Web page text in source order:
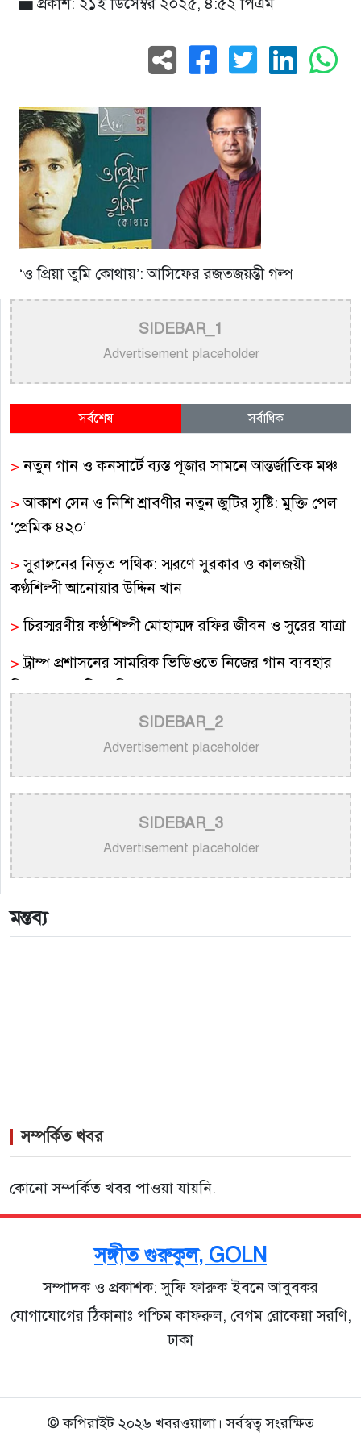
‘ও প্রিয়া তুমি কোথায়’: আসিফের রজতজয়ন্তী গল্প
SIDEBAR_1
Advertisement placeholder
সর্বশেষ সর্বাধিক
>নতুন গান ও কনসার্টে ব্যস্ত পূজার সামনে আন্তর্জাতিক মঞ্চ
>আকাশ সেন ও নিশি শ্রাবণীর নতুন জুটির সৃষ্টি: মুক্তি পেল
‘প্রেমিক ৪২০’
>সুরাঙ্গনের নিভৃত পথিক: স্মরণে সুরকার ও কালজয়ী
কণ্ঠশিল্পী আনোয়ার উদ্দিন খান
>চিরস্মরণীয় কণ্ঠশিল্পী মোহাম্মদ রফির জীবন ও সুরের যাত্রা
>ট্রাম্প প্রশাসনের সামরিক ভিডিওতে নিজের গান ব্যবহার
>
নতুন করে ভাইরাল ‘আজ কেন মন উদাসী হয়ে’ গানের
পেছনের গল্প
>
বাংলাদেশ বেতারে সুরকার ও সংগীত পরিচালক হিসেবে
তালিকাভুক্ত হলেন ৯২ শিল্পী
>একই দিনে জন্ম, সুরের টানে বাঁধা পড়া বাংলা গানের অমর
জুটি
SIDEBAR_2
Advertisement placeholder
SIDEBAR_3
Advertisement placeholder
মন্তব্য
সম্পর্কিত খবর
কোনো সম্পর্কিত খবর পাওয়া যায়নি.
সঙ্গীত গুরুকুল, GOLN
সম্পাদক ও প্রকাশক: সুফি ফারুক ইবনে আবুবকর
যোগাযোগের ঠিকানাঃ পশ্চিম কাফরুল, বেগম রোকেয়া সরণি,
ঢাকা
© কপিরাইট ২০২৬ খবরওয়ালা। সর্বস্বত্ব সংরক্ষিত